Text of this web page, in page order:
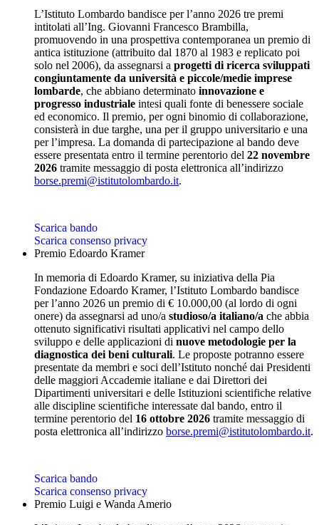
L’Istituto Lombardo bandisce per l’anno 2026 tre premi
intitolati all’Ing. Giovanni Francesco Brambilla,
promuovendo in una prospettiva contemporanea un premio di
antica istituzione (attribuito dal 1870 al 1983 e replicato poi
solo nel 2006), da assegnarsi a progetti di ricerca sviluppati
congiuntamente da università e piccole/medie imprese
lombarde, che abbiano determinato innovazione e
progresso industriale intesi quali fonte di benessere sociale
ed economico. Il premio, per ogni binomio di collaborazione,
consisterà in due targhe, una per il gruppo universitario e una
per l’impresa. La domanda di partecipazione al bando deve
essere presentata entro il termine perentorio del 22 novembre
2026 tramite messaggio di posta elettronica all’indirizzo
borse.premi@istitutolombardo.it.
Scarica bando
Scarica consenso privacy
Premio Edoardo Kramer
In memoria di Edoardo Kramer, su iniziativa della Pia
Fondazione Edoardo Kramer, l’Istituto Lombardo bandisce
per l’anno 2026 un premio di € 10.000,00 (al lordo di ogni
onere) da assegnarsi ad uno/a studioso/a italiano/a che abbia
ottenuto significativi risultati applicativi nel campo dello
sviluppo e delle applicazioni di nuove metodologie per la
diagnostica dei beni culturali. Le proposte potranno essere
presentate da membri e soci dell’Istituto nonché dai Presidenti
delle maggiori Accademie italiane e dai Direttori dei
Dipartimenti universitari e delle Istituzioni scientifiche relative
alle discipline scientifiche interessate dal bando, entro il
termine perentorio del 16 ottobre 2026 tramite messaggio di
posta elettronica all’indirizzo borse.premi@istitutolombardo.it.
Scarica bando
Scarica consenso privacy
Premio Luigi e Wanda Amerio